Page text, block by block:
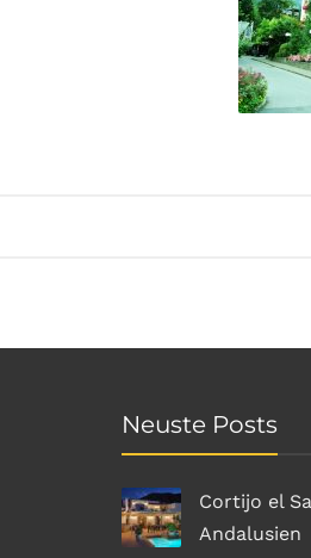
Neuste Posts
Cortijo el
Andalusien